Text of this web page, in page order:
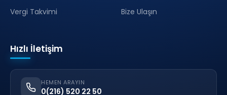
Vergi Takvimi
Bize Ulaşın
Hızlı İletişim
HEMEN ARAYIN
0(216) 520 22 50